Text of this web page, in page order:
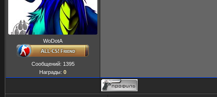
WoDotA
Сообщений: 1395
Награды: 0